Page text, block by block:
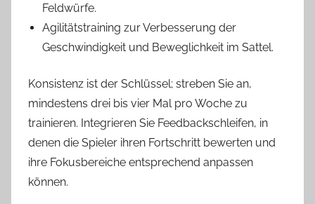
Feldwürfe.
Agilitätstraining zur Verbesserung der
Geschwindigkeit und Beweglichkeit im Sattel.
Konsistenz ist der Schlüssel; streben Sie an,
mindestens drei bis vier Mal pro Woche zu
trainieren. Integrieren Sie Feedbackschleifen, in
denen die Spieler ihren Fortschritt bewerten und
ihre Fokusbereiche entsprechend anpassen
können.